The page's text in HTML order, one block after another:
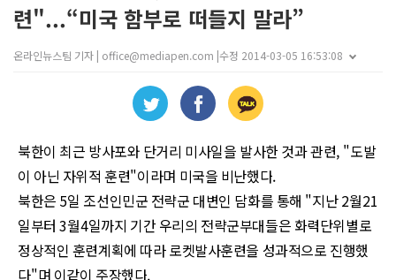
련"...“미국 함부로 떠들지 말라”
온라인뉴스팀 기자 | office@mediapen.com |수정 2014-03-05 16:53:08
북한이 최근 방사포와 단거리 미사일을 발사한 것과 관련, "도발
이 아닌 자위적 훈련"이라며 미국을 비난했다.
북한은 5일 조선인민군 전략군 대변인 담화를 통해 "지난2월21
일부터3월4일까지 기간 우리의 전략군부대들은 화력단위별로
정상적인 훈련계획에 따라 로켓발사훈련을 성과적으로 진행했
다"며 이같이 주장했다.